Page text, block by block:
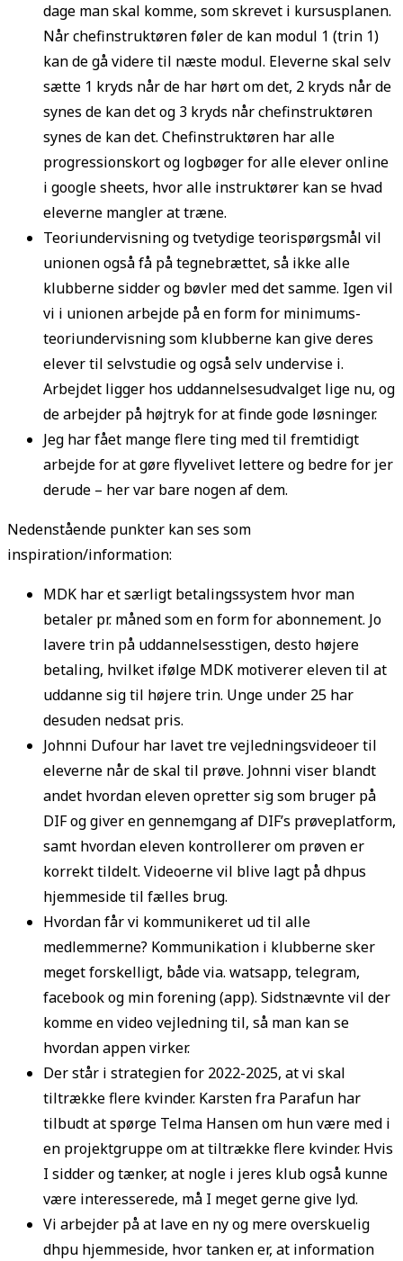
dage man skal komme, som skrevet i kursusplanen.
Når chefinstruktøren føler de kan modul 1 (trin 1)
kan de gå videre til næste modul. Eleverne skal selv
sætte 1 kryds når de har hørt om det, 2 kryds når de
synes de kan det og 3 kryds når chefinstruktøren
synes de kan det. Chefinstruktøren har alle
progressionskort og logbøger for alle elever online
i google sheets, hvor alle instruktører kan se hvad
eleverne mangler at træne.
Teoriundervisning og tvetydige teorispørgsmål vil
unionen også få på tegnebrættet, så ikke alle
klubberne sidder og bøvler med det samme. Igen vil
vi i unionen arbejde på en form for minimums-
teoriundervisning som klubberne kan give deres
elever til selvstudie og også selv undervise i.
Arbejdet ligger hos uddannelsesudvalget lige nu, og
de arbejder på højtryk for at finde gode løsninger.
Jeg har fået mange flere ting med til fremtidigt
arbejde for at gøre flyvelivet lettere og bedre for jer
derude – her var bare nogen af dem.
Nedenstående punkter kan ses som
inspiration/information:
MDK har et særligt betalingssystem hvor man
betaler pr. måned som en form for abonnement. Jo
lavere trin på uddannelsesstigen, desto højere
betaling, hvilket ifølge MDK motiverer eleven til at
uddanne sig til højere trin. Unge under 25 har
desuden nedsat pris.
Johnni Dufour har lavet tre vejledningsvideoer til
eleverne når de skal til prøve. Johnni viser blandt
andet hvordan eleven opretter sig som bruger på
DIF og giver en gennemgang af DIF’s prøveplatform,
samt hvordan eleven kontrollerer om prøven er
korrekt tildelt. Videoerne vil blive lagt på dhpus
hjemmeside til fælles brug.
Hvordan får vi kommunikeret ud til alle
medlemmerne? Kommunikation i klubberne sker
meget forskelligt, både via. watsapp, telegram,
facebook og min forening (app). Sidstnævnte vil der
komme en video vejledning til, så man kan se
hvordan appen virker.
Der står i strategien for 2022-2025, at vi skal
tiltrække flere kvinder. Karsten fra Parafun har
tilbudt at spørge Telma Hansen om hun være med i
en projektgruppe om at tiltrække flere kvinder. Hvis
I sidder og tænker, at nogle i jeres klub også kunne
være interesserede, må I meget gerne give lyd.
Vi arbejder på at lave en ny og mere overskuelig
dhpu hjemmeside, hvor tanken er, at information